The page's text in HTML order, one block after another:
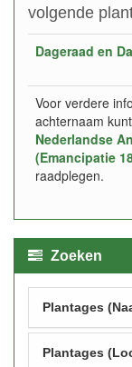
volgende
Dageraad en
Voor verdere
achternaam
Nederlandse
(Emancipatie
raadplegen.
Zoeken
Plantages
Plantages